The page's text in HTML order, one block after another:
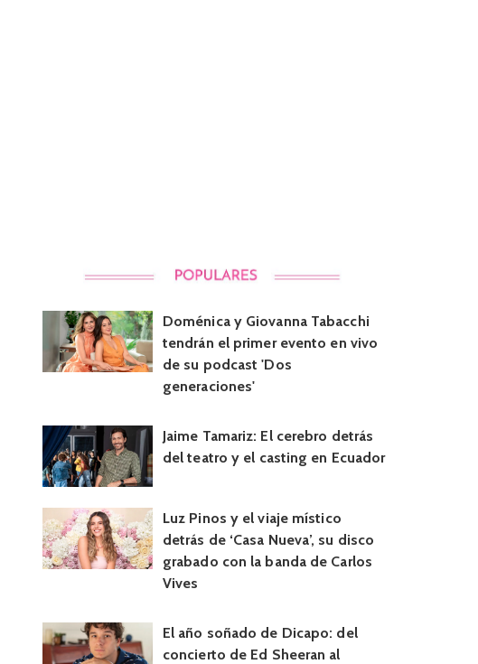
Doménica y Giovanna Tabacchi
tendrán el primer evento en vivo
de su podcast 'Dos
generaciones'
Jaime Tamariz: El cerebro detrás
del teatro y el casting en Ecuador
Luz Pinos y el viaje místico
detrás de ‘Casa Nueva’, su disco
grabado con la banda de Carlos
Vives
El año soñado de Dicapo: del
concierto de Ed Sheeran al